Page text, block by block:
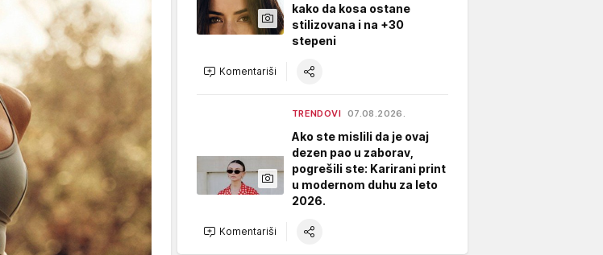
kako da kosa ostane
stilizovana i na +30
stepeni
Komentariši
TRENDOVI 07.08.2026.
Ako ste mislili da je ovaj
dezen pao u zaborav,
pogrešili ste: Karirani print
u modernom duhu za leto
2026.
Komentariši